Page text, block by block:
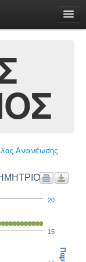
Ανανέωσης
Παρτίδες ΡΟΠΟΚΗΣ ΔΗΜΗΤΡΙΟΣ
15
20